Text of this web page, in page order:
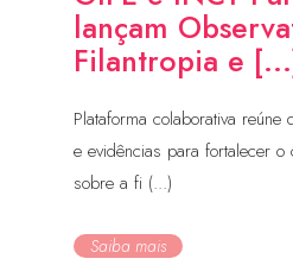
lançam
Filantropia e
Plataforma colaborativa reúne
e evidências para fortalecer o
sobre a fi (...)
Saiba mais